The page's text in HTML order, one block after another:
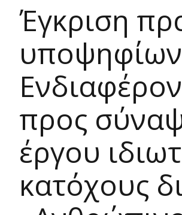
Έγκριση
προς
έργου
κατόχους